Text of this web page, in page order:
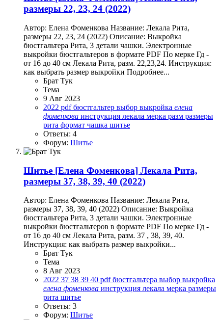
размеры 22, 23, 24 (2022)
Автор: Елена Фоменкова Название: Лекала Рита,
размеры 22, 23, 24 (2022) Описание: Выкройка
бюстгальтера Рита, 3 детали чашки. Электронные
выкройки бюстгальтеров в формате PDF По мерке Гд -
от 16 до 40 см Лекала Рита, разм. 22,23,24. Инструкция:
как выбрать размер выкройки Подробнее...
Брат Тук
Тема
9 Авг 2023
2022 pdfбюстгальтер выбор выкройка елена
фоменкова инструкция лекала мерка разм размеры
рита формат чашка шитье
Ответы: 4
Форум: Шитье
Шитье [Елена Фоменкова] Лекала Рита,
размеры 37, 38, 39, 40 (2022)
Автор: Елена Фоменкова Название: Лекала Рита,
размеры 37, 38, 39, 40 (2022) Описание: Выкройка
бюстгальтера Рита, 3 детали чашки. Электронные
выкройки бюстгальтеров в формате PDF По мерке Гд -
от 16 до 40 см Лекала Рита, разм. 37 , 38, 39, 40.
Инструкция: как выбрать размер выкройки...
Брат Тук
Тема
8 Авг 2023
2022 37 38 39 40 pdfбюстгальтера выбор выкройка
елена фоменкова инструкция лекала мерка размеры
рита шитье
Ответы: 3
Форум: Шитье